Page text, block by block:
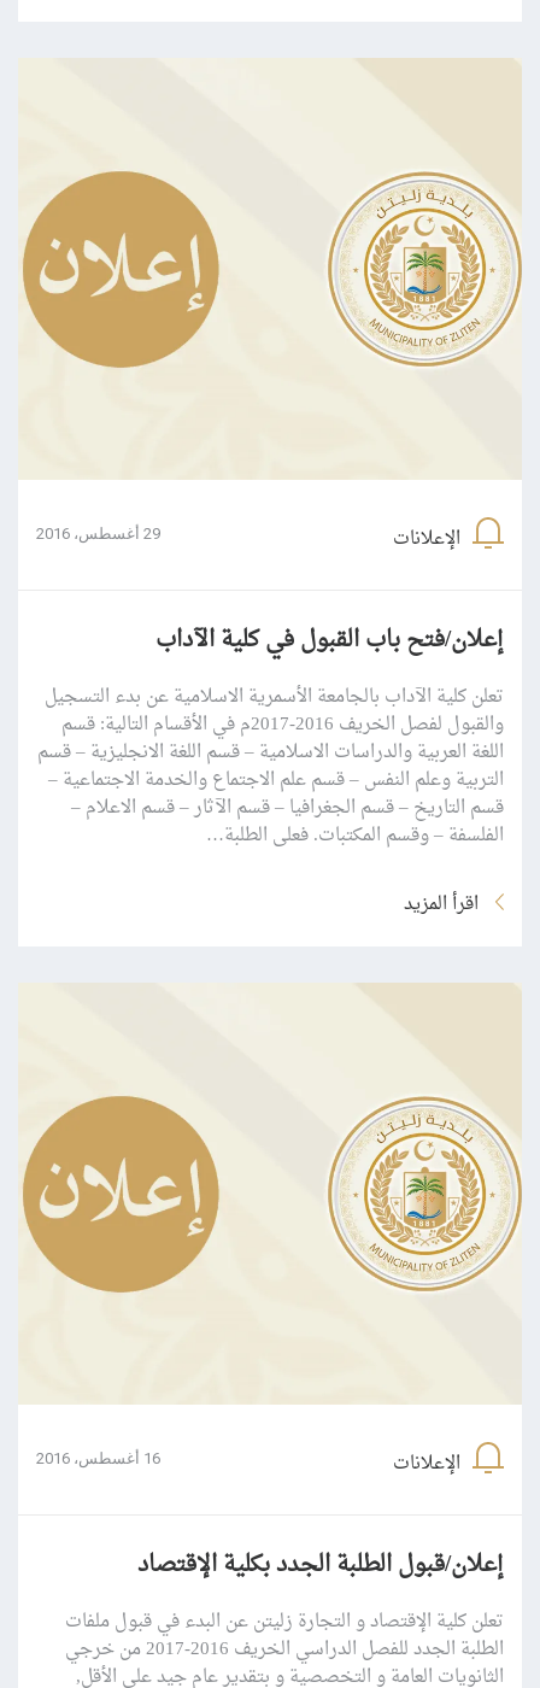
الإعلانات 29 أغسطس، 2016
إعلان/فتح باب القبول في كلية الآداب
تعلن كلية الآداب بالجامعة الأسمرية الاسلامية عن بدء التسجيل
والقبول لفصل الخريف 2016-2017م في الأقسام التالية: قسم
اللغة العربية والدراسات الاسلامية – قسم اللغة الانجليزية – قسم
التربية وعلم النفس – قسم علم الاجتماع والخدمة الاجتماعية –
قسم التاريخ – قسم الجغرافيا – قسم الآثار – قسم الاعلام –
الفلسفة – وقسم المكتبات. فعلى الطلبة…
اقرأ المزيد
الإعلانات 16 أغسطس، 2016
إعلان/قبول الطلبة الجدد بكلية الإقتصاد
تعلن كلية الإقتصاد و التجارة زليتن عن البدء في قبول ملفات
الطلبة الجدد للفصل الدراسي الخريف 2016-2017 من خرجي
الثانويات العامة و التخصصية و بتقدير عام جيد على الأقل,